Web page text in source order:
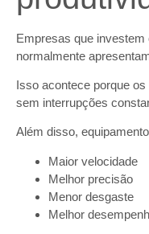
Empresas que
normalmente
Isso acontece porque
sem interrupções
Além disso,
Maior velocidade
Melhor precisão
Menor desgaste
Melhor